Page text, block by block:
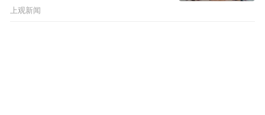
上观新闻